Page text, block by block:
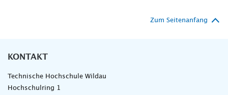
Zum Seitenanfang
KONTAKT
Technische Hochschule Wildau
Hochschulring 1